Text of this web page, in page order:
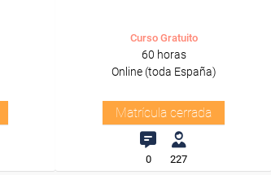
Curso Gratuito
60 horas
Online (toda España)
Matrícula cerrada
0 227